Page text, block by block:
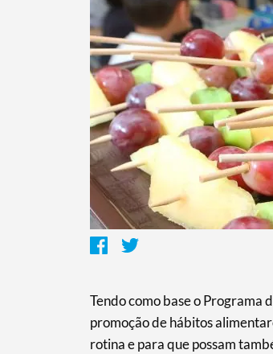
Termo de
Categorias
Tendo como base o Programa
promoção de hábitos
rotina e para que possam